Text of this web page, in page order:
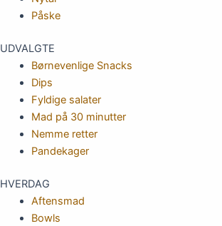
Påske
UDVALGTE
Børnevenlige Snacks
Dips
Fyldige salater
Mad på 30 minutter
Nemme retter
Pandekager
HVERDAG
Aftensmad
Bowls